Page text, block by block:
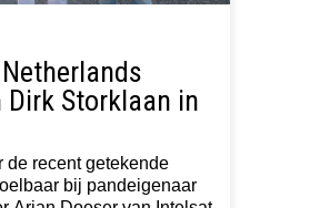
Storklaan in
de recent getekende
bij pandeigenaar